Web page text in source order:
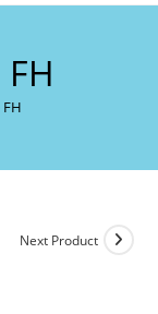
FH
Next Product